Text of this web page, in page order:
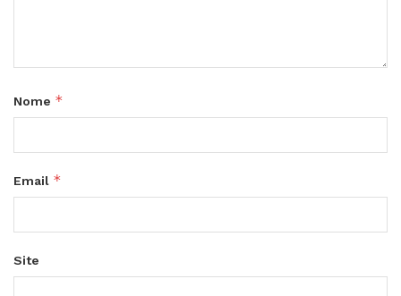
Nome *
Email *
Site